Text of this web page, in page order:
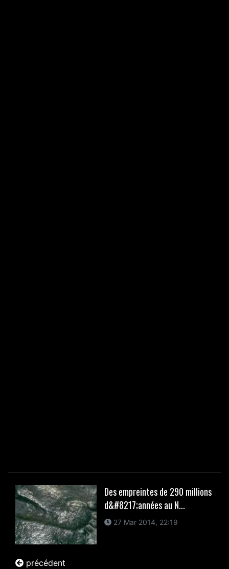
Des empreintes de 290 millions
d&#8217;années au N...
27 Mar 2014, 22:19
précédent